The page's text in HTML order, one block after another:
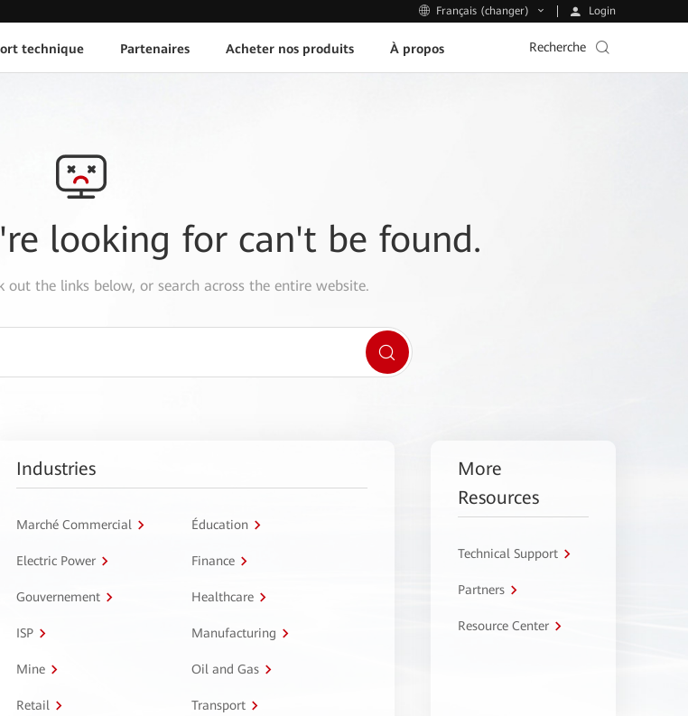
Français (changer) Login
technique Partenaires Acheter nos produits À propos Recherche
looking for can't be found.
out the links below, or search across the entire website.
Industries
Marché Commercial Éducation
Electric Power Finance
Gouvernement Healthcare
ISP Manufacturing
Mine Oil and Gas
Retail Transport
More
Resources
Technical Support
Partners
Resource Center